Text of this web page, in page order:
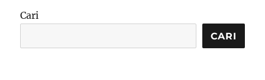
Cari
CARI